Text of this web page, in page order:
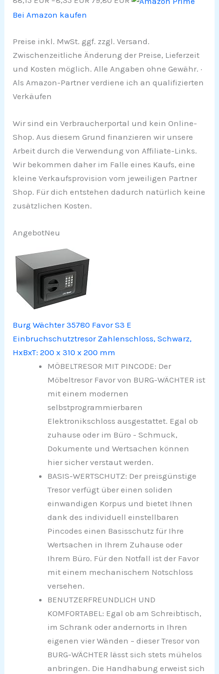
Bei Amazon kaufen
Preise inkl. MwSt. ggf. zzgl. Versand.
Zwischenzeitliche Änderung der Preise, Lieferzeit
und Kosten möglich. Alle Angaben ohne Gewähr. ·
Als Amazon-Partner verdiene ich an qualifizierten
Verkäufen
Wir sind ein Verbraucherportal und kein Online-
Shop. Aus diesem Grund finanzieren wir unsere
Arbeit durch die Verwendung von Affiliate-Links.
Wir bekommen daher im Falle eines Kaufs, eine
kleine Verkaufsprovision vom jeweiligen Partner
Shop. Für dich entstehen dadurch natürlich keine
zusätzlichen Kosten.
AngebotNeu
Burg Wächter 35780 Favor S3 E
Einbruchschutztresor Zahlenschloss, Schwarz,
HxBxT: 200 x 310 x 200 mm
MÖBELTRESOR MIT PINCODE: Der
Möbeltresor Favor von BURG-WÄCHTER ist
mit einem modernen
selbstprogrammierbaren
Elektronikschloss ausgestattet. Egal ob
zuhause oder im Büro - Schmuck,
Dokumente und Wertsachen können
hier sicher verstaut werden.
BASIS-WERTSCHUTZ: Der preisgünstige
Tresor verfügt über einen soliden
einwandigen Korpus und bietet Ihnen
dank des individuell einstellbaren
Pincodes einen Basisschutz für Ihre
Wertsachen in Ihrem Zuhause oder
Ihrem Büro. Für den Notfall ist der Favor
mit einem mechanischem Notschloss
versehen.
BENUTZERFREUNDLICH UND
KOMFORTABEL: Egal ob am Schreibtisch,
im Schrank oder andernorts in Ihren
eigenen vier Wänden – dieser Tresor von
BURG-WÄCHTER lässt sich stets mühelos
anbringen. Die Handhabung erweist sich